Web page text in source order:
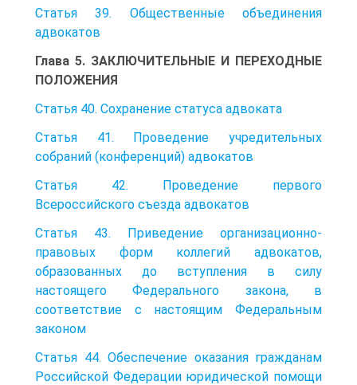
Статья 39. Общественные объединения
адвокатов
Глава 5. ЗАКЛЮЧИТЕЛЬНЫЕ И ПЕРЕХОДНЫЕ
ПОЛОЖЕНИЯ
Статья 40. Сохранение статуса адвоката
Статья 41. Проведение учредительных
собраний (конференций) адвокатов
Статья 42. Проведение первого
Всероссийского съезда адвокатов
Статья 43. Приведение организационно-
правовых форм коллегий адвокатов,
образованных до вступления в силу
настоящего Федерального закона, в
соответствие с настоящим Федеральным
законом
Статья 44. Обеспечение оказания гражданам
Российской Федерации юридической помощи